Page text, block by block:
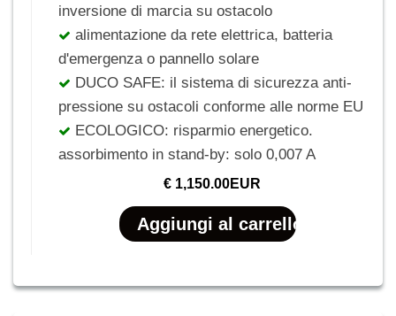
inversione di marcia su ostacolo
alimentazione da rete elettrica, batteria
d'emergenza o pannello solare
DUCO SAFE: il sistema di sicurezza anti-
pressione su ostacoli conforme alle norme EU
ECOLOGICO: risparmio energetico.
assorbimento in stand-by: solo 0,007 A
€ 1,150.00EUR